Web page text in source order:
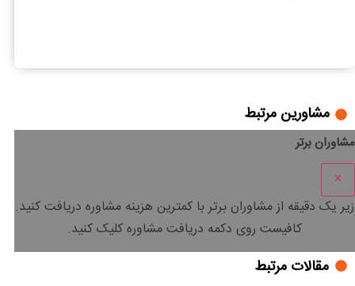
مشاورین مرتبط
مشاوران برتر
×
زیر یک دقیقه از مشاوران برتر باکمترین هزینه مشاوره دریافت کنید.
کافیست روی دکمه دریافت مشاوره کلیک کنید.
مقالات مرتبط